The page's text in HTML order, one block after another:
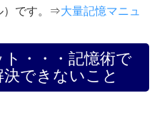
）です。⇒大量記憶マニュ
・・・記憶術で
できないこと